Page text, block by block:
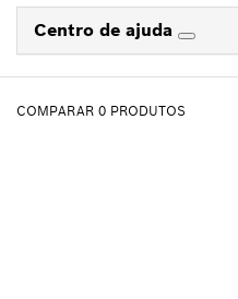
COMPARAR 0 PRODUTOS
Centro de ajuda